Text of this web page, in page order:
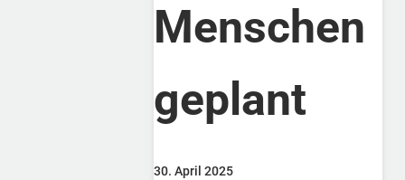
Menschen
geplant
30. April 2025